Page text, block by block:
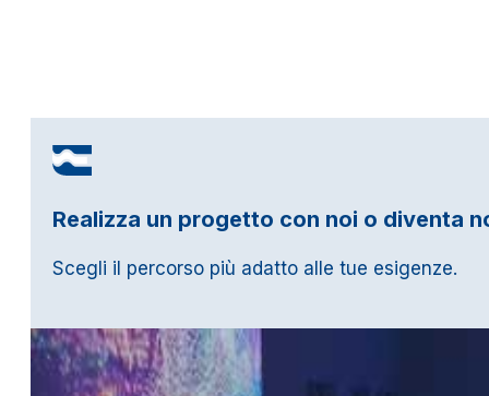
Realizza un progetto con noi o diventa
Scegli il percorso più adatto alle tue esigenze.